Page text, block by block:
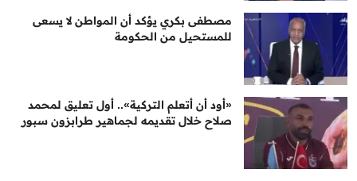
مصطفى بكري يؤكد أن المواطن لا يسعى
للمستحيل من الحكومة
«أود أن أتعلم التركية».. أول تعليق لمحمد
صلاح خلال تقديمه لجماهير طرابزون سبور